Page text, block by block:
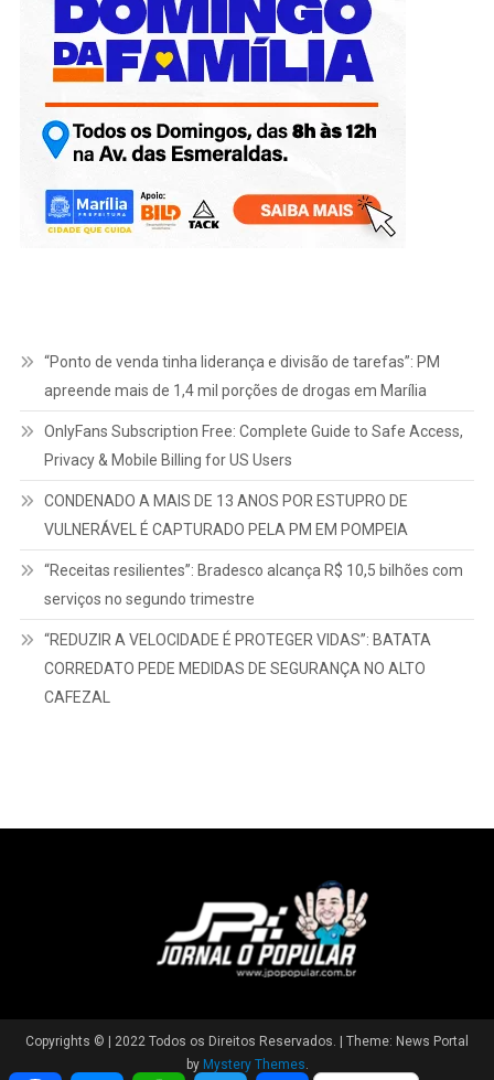
“Ponto de venda tinha liderança e divisão de tarefas”: PM
apreende mais de 1,4 mil porções de drogas em Marília
OnlyFans Subscription Free: Complete Guide to Safe Access,
Privacy & Mobile Billing for US Users
CONDENADO A MAIS DE 13 ANOS POR ESTUPRO DE
VULNERÁVEL É CAPTURADO PELA PM EM POMPEIA
“Receitas resilientes”: Bradesco alcança R$ 10,5 bilhões com
serviços no segundo trimestre
“REDUZIR A VELOCIDADE É PROTEGER VIDAS”: BATATA
CORREDATO PEDE MEDIDAS DE SEGURANÇA NO ALTO
CAFEZAL
Copyrights © | 2022 Todos os Direitos Reservados. | Theme: News Portal
by Mystery Themes